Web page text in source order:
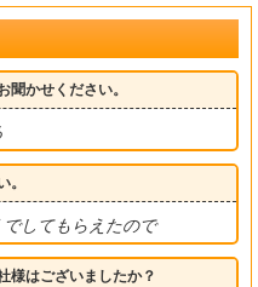
聞かせください。
。
してもらえたので
様はございましたか？